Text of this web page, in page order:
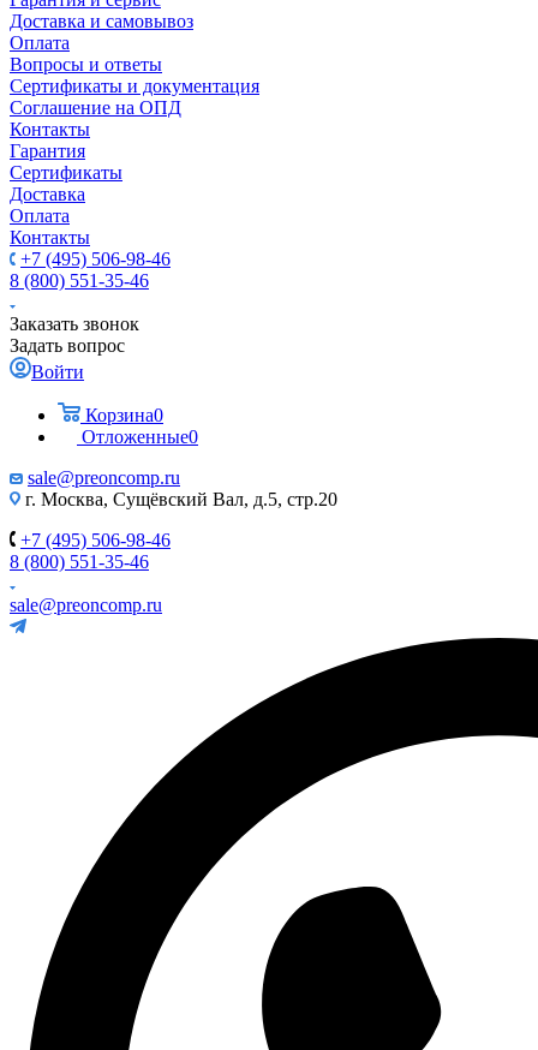
Доставка и самовывоз
Оплата
Вопросы и ответы
Сертификаты и документация
Соглашение на ОПД
Контакты
Гарантия
Сертификаты
Доставка
Оплата
Контакты
+7 (495) 506-98-46
8 (800) 551-35-46
Заказать звонок
Задать вопрос
Войти
Корзина0
Отложенные0
sale@preoncomp.ru
г. Москва, Сущёвский Вал, д.5, стр.20
+7 (495) 506-98-46
8 (800) 551-35-46
sale@preoncomp.ru